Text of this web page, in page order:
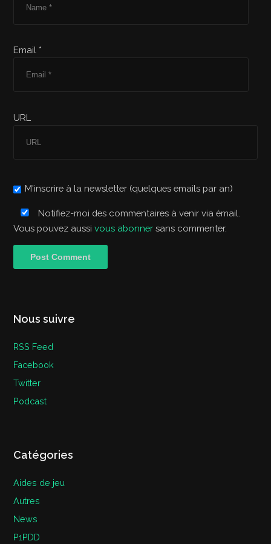
Email *
URL
M'inscrire à la newsletter (quelques emails par an)
Notifiez-moi des commentaires à venir via émail.
Vous pouvez aussivous abonner sans commenter.
Nous suivre
RSS Feed
Facebook
Twitter
Podcast
Catégories
Aides de jeu
Autres
News
P1PDD